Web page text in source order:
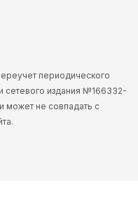
периодического
сетевого издания №166332-
может не совпадать с